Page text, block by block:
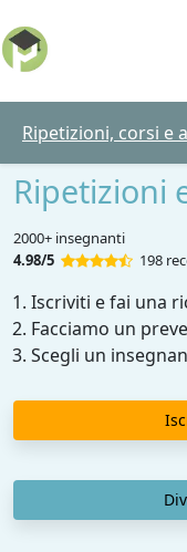
Ripetizioni, corsi e
Ripetizioni
2000+ insegnanti
4.98/5
198
Iscriviti e fai una
Facciamo un
Scegli un